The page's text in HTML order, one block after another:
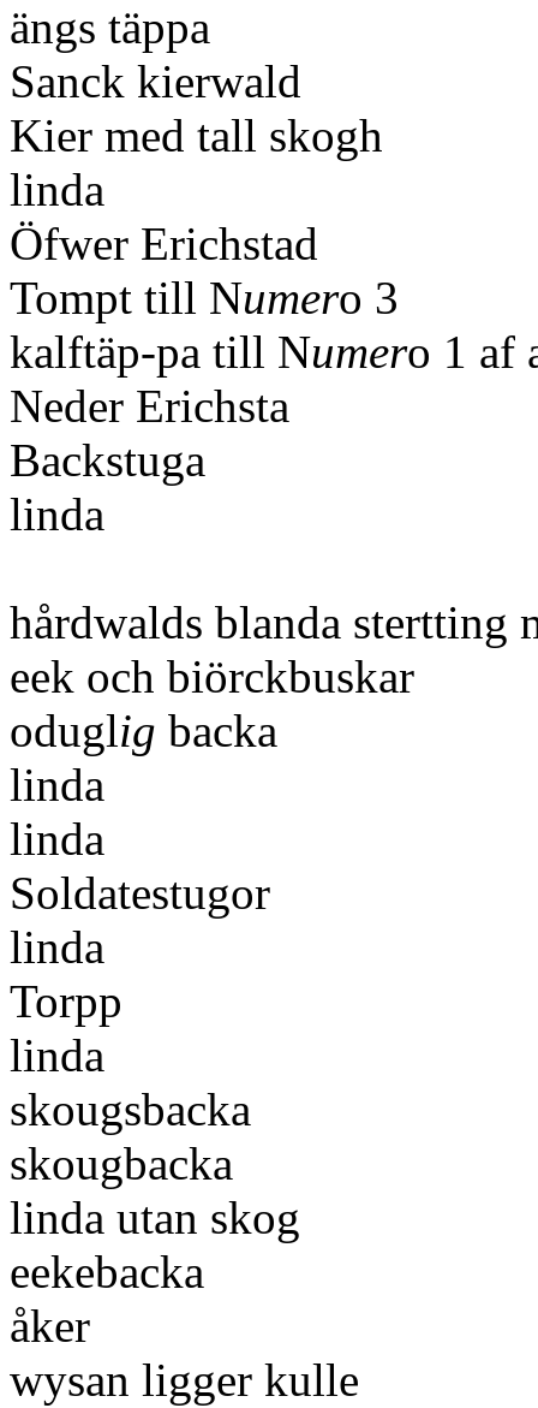
ängs täppa
Sanck kierwald
Kier med tall skogh
linda
Öfwer Erichstad
Tompt till Numero 3
kalftäp-pa till Numero 1 af
Neder Erichsta
Backstuga
linda
hårdwalds blanda stertting
eek och biörckbuskar
oduglig backa
linda
linda
Soldatestugor
linda
Torpp
linda
skougsbacka
skougbacka
linda utan skog
eekebacka
åker
wysan ligger kulle